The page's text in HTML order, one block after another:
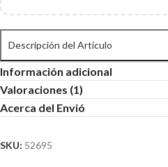
Descripción del Articulo
Información adicional
Valoraciones (1)
Acerca del Envió
SKU: 52695